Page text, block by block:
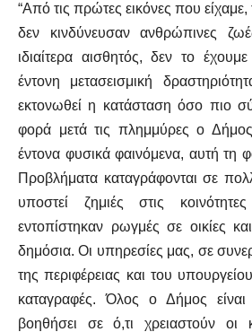
“Από τις πρώτες εικόνες που είχαμε,
δεν κινδύνευσαν ανθρώπινες
ιδιαίτερα αισθητός, δεν το
έντονη μετασεισμική
εκτονωθεί η κατάσταση όσο πιο
φορά μετά τις πλημμύρες ο
έντονα φυσικά φαινόμενα, αυτή τη
Προβλήματα καταγράφονται σε
υποστεί ζημιές στις
εντοπίστηκαν ρωγμές σε οικίες
δημόσια. Οι υπηρεσίες μας, σε
της περιφέρειας και του
καταγραφές. Όλος ο Δήμος
βοηθήσει σε ό,τι χρειαστούν οι